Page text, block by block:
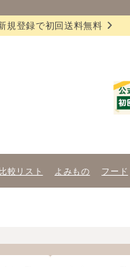
規登録で初回送料無料
比較リスト よみもの フード